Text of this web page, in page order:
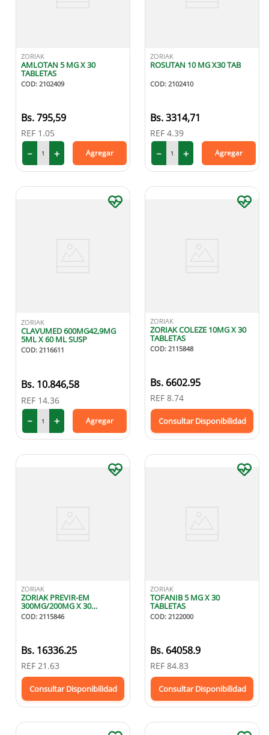
ZORIAK
AMLOTAN 5 MG X 30
TABLETAS
COD: 2102409
795,59
REF 1.05
＋
－ Agregar
ZORIAK
ROSUTAN 10 MG X30 TAB
COD: 2102410
3314,71
REF 4.39
＋
－ Agregar
ZORIAK
CLAVUMED 600MG42,9MG
5ML X 60 ML SUSP
COD: 2116611
10.846,58
REF 14.36
＋
－ Agregar
ZORIAK
ZORIAK COLEZE 10MG X 30
TABLETAS
COD: 2115848
Bs. 6602.95
REF 8.74
Consultar Disponibilidad
ZORIAK
ZORIAK PREVIR-EM
300MG/200MG X 30
TABLETAS RECUBIERTAS
COD: 2115846
Bs. 16336.25
REF 21.63
Consultar Disponibilidad
ZORIAK
TOFANIB 5 MG X 30
TABLETAS
COD: 2122000
Bs. 64058.9
REF 84.83
Consultar Disponibilidad